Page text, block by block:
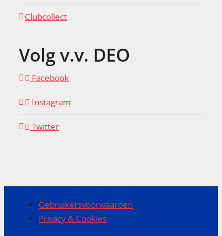
Clubcollect
Volg v.v. DEO
Facebook
Instagram
Twitter
Gebruikersvoorwaarden
Privacy & Cookies